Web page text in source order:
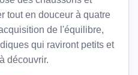
tout en douceur à quatre
de l'équilibre,
qui raviront petits et
découvrir.